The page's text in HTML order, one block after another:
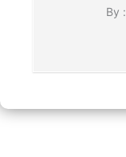
By :